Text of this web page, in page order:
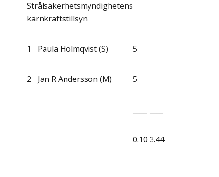
Strålsäkerhetsmyndighetens
kärnkraftstillsyn
1 Paula Holmqvist (S) 5
2 Jan R Andersson (M) 5
0.10 3.44